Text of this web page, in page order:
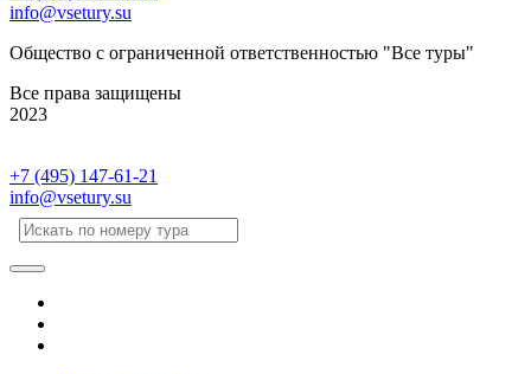
info@vsetury.su
Общество с ограниченной ответственностью "Все туры"
Все права защищены
2023
+7 (495) 147-61-21
info@vsetury.su